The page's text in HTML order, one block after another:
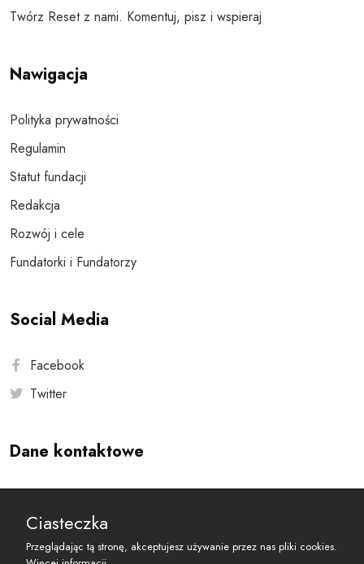
Twórz Reset z nami. Komentuj, pisz i wspieraj
Nawigacja
Polityka prywatności
Regulamin
Statut fundacji
Redakcja
Rozwój i cele
Fundatorki i Fundatorzy
Social Media
Facebook
Twitter
Dane kontaktowe
reset@resetobywatelski.pl
Ciasteczka
Przeglądając tą stronę, akceptujesz używanie przez nas pliki cookies.